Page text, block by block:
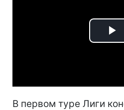
В первом туре Лиги